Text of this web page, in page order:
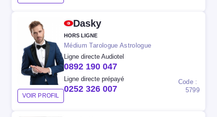
VOIR PROFIL
Dasky
HORS LIGNE
Médium Tarologue Astrologue
Ligne directe Audiotel
0892 190 047
Ligne directe prépayé
0252 326 007
Code :
5799